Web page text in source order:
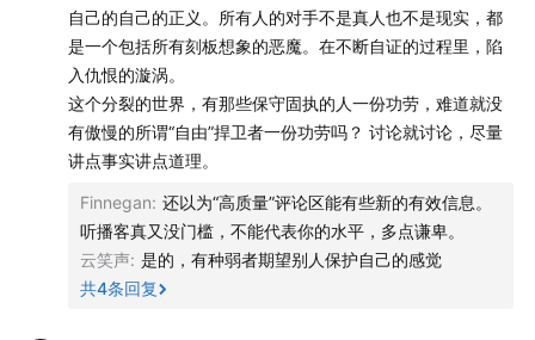
自己的自己的正义。所有人的对手不是真人也不是现实，都
是一个包括所有刻板想象的恶魔。在不断自证的过程里，陷
入仇恨的漩涡。
这个分裂的世界，有那些保守固执的人一份功劳，难道就没
有傲慢的所谓“自由”捍卫者一份功劳吗？ 讨论就讨论，尽量
讲点事实讲点道理。
Finnegan: 还以为“高质量”评论区能有些新的有效信息。
听播客真又没门槛，不能代表你的水平，多点谦卑。
云笑声: 是的，有种弱者期望别人保护自己的感觉
共4条回复